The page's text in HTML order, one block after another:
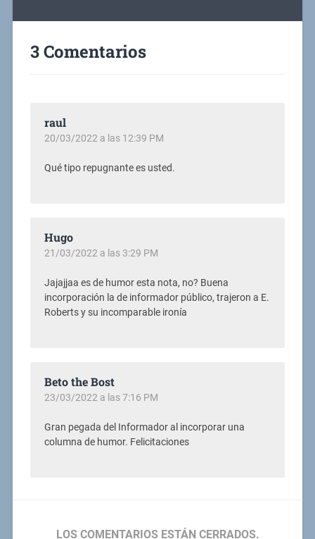
3 Comentarios
raul
20/03/2022 a las 12:39 PM
Qué tipo repugnante es usted.
Hugo
21/03/2022 a las 3:29 PM
Jajajjaa es de humor esta nota, no? Buena
incorporación la de informador público, trajeron a E.
Roberts y su incomparable ironía
Beto the Bost
23/03/2022 a las 7:16 PM
Gran pegada del Informador al incorporar una
columna de humor. Felicitaciones
LOS COMENTARIOS ESTÁN CERRADOS.